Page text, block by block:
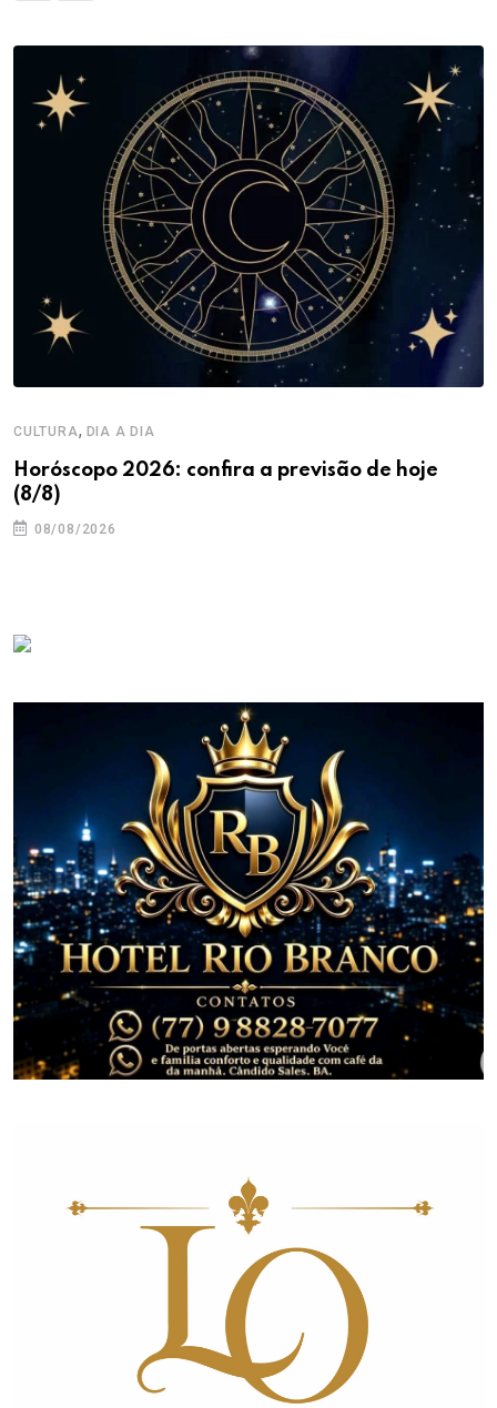
CULTURA, DIA A DIA
Horóscopo 2026: confira a previsão de hoje
(8/8)
08/08/2026